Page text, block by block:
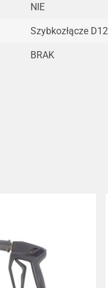
NIE
Szybkozłącze D12
BRAK